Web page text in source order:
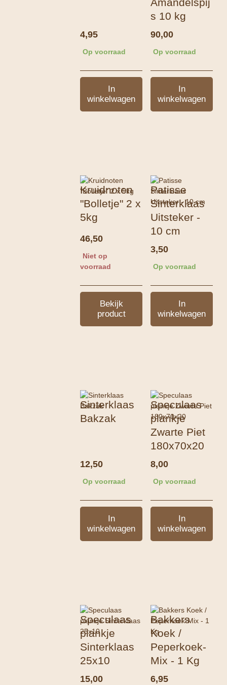
4,95
Op voorraad
In
winkelwagen
Amandelspij
s 10 kg
90,00
Op voorraad
In
winkelwagen
Kruidnoten
"Bolletje" 2 x
5kg
46,50
Niet op
voorraad
Bekijk
product
Patisse
Sinterklaas
Uitsteker -
10 cm
3,50
Op voorraad
In
winkelwagen
Sinterklaas
Bakzak
12,50
Op voorraad
In
winkelwagen
Speculaas
plankje
Zwarte Piet
180x70x20
8,00
Op voorraad
In
winkelwagen
Speculaas
plankje
Sinterklaas
25x10
15,00
Bakkers
Koek /
Peperkoek-
Mix - 1 Kg
6,95